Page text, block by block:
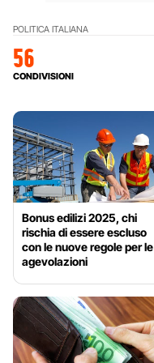
POLITICA ITALIANA
56
CONDIVISIONI
Bonus edilizi 2025, chi
rischia di essere escluso
con le nuove regole per le
agevolazioni